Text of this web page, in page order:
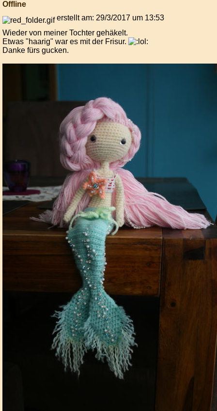
Offline
erstellt am: 29/3/2017 um 13:53
Wieder von meiner Tochter gehäkelt.
Etwas "haarig" war es mit der Frisur.
Danke fürs gucken.